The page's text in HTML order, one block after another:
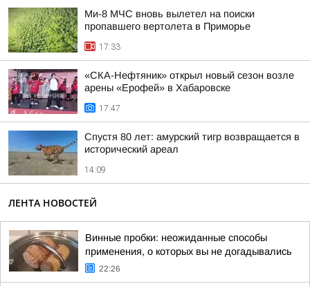
Ми-8 МЧС вновь вылетел на поиски
пропавшего вертолета в Приморье
17:33
«СКА-Нефтяник» открыл новый сезон возле
арены «Ерофей» в Хабаровске
17:47
Спустя 80 лет: амурский тигр возвращается в
исторический ареал
14:09
ЛЕНТА НОВОСТЕЙ
Винные пробки: неожиданные способы
применения, о которых вы не догадывались
22:26